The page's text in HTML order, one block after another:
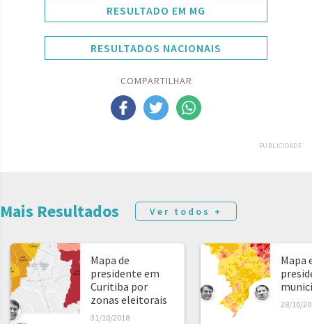
RESULTADO EM MG
RESULTADOS NACIONAIS
COMPARTILHAR
PUBLICIDADE
Mais Resultados Ver todos +
Mapa de
presidente em
Curitiba por
zonas eleitorais
31/10/2018
Mapa
28/10/